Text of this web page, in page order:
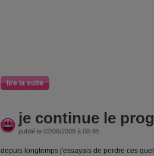
lire la suite
je continue le
publié le 02/06/2008 à 08:48
depuis longtemps j'essayais de perdre ces